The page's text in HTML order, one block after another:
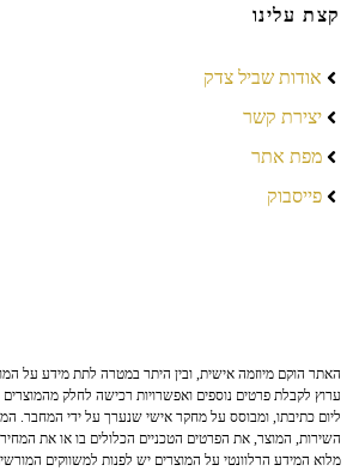
קצת עלינו
אודות שביל צדק
יצירת קשר
מפת אתר
פייסבוק
האתר הוקם מיוזמה אישית, ובין היתר במטרה לתת מידע על
ערוץ לקבלת פרטים נוספים ואפשרויות רכישה לחלק מהמוצרים
ליום כתיבתו, ומבוסס על מחקר אישי שנערך על ידי המחבר.
השירות, המוצר, את הפרטים הטכניים הכלולים בו או את
מלוא המידע הרלוונטי על המוצרים יש לפנות למשווקים